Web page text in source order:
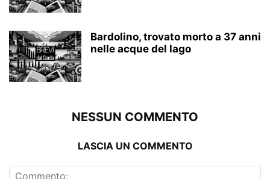
Bardolino, trovato morto a 37 anni
nelle acque del lago
NESSUN COMMENTO
LASCIA UN COMMENTO